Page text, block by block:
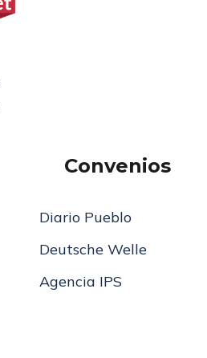
Convenios
Diario Pueblo
Deutsche Welle
Agencia IPS